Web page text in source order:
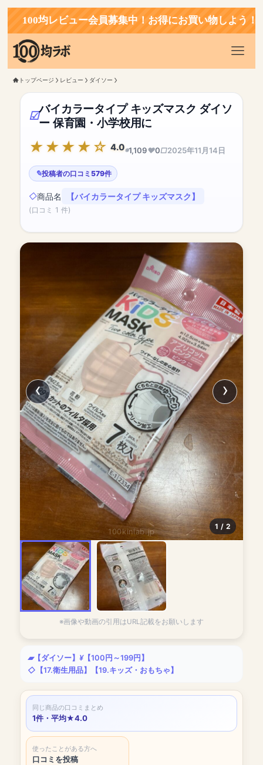
均レビュー会員募集中！お得にお買い物しよう！
トップページ レビュー ダイソー
バイカラータイプ キッズマスク ダイソ
ー 保育園・小学校用に
4.0 1,109 0 2025年11月14日
投稿者の口コミ579件
商品名 【バイカラータイプ キッズマスク】
(口コミ 1 件)
100kinlab.jp
1 / 2
※画像や動画の引用はURL記載をお願いします
【ダイソー】
【100円～199円】
【17.衛生用品】
【19.キッズ・おもちゃ】
同じ商品の口コミまとめ
1件・平均★4.0
使ったことがある方へ
口コミを投稿